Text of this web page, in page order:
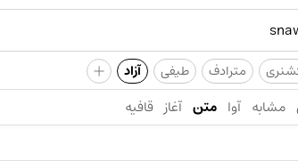
مترادف طیفی آزاد +
مشابه آوا متن آغاز قافیه